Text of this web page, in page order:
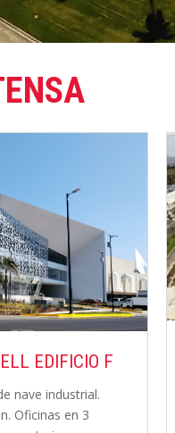
B022
de 575 m²
cimentación,